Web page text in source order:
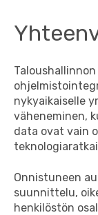
nykyaikaiselle
väheneminen,
data ovat vain
Onnistuneen
suunnittelu,
henkilöstön